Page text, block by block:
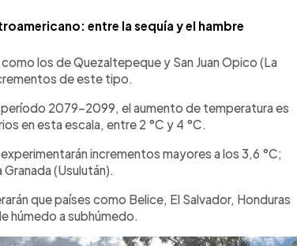
entre la sequía y el hambre
los de Quezaltepeque y San Juan Opico (La
de este tipo.
2079-2099, el aumento de temperatura es
en esta escala, entre 2 °C y 4 °C.
incrementos mayores a los 3,6 °C;
(Usulután).
que países como Belice, El Salvador, Honduras
húmedo a subhúmedo.